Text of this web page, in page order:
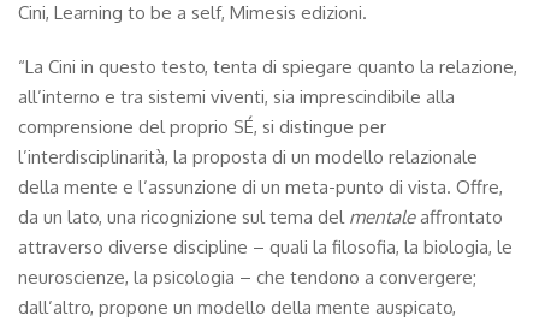
Cini, Learning to be a self, Mimesis edizioni.
“La Cini in questo testo, tenta di spiegare quanto la relazione,
all’interno e tra sistemi viventi, sia imprescindibile alla
comprensione del proprio SÉ, si distingue per
l’interdisciplinarità, la proposta di un modello relazionale
della mente e l’assunzione di un meta-punto di vista. Offre,
da un lato, una ricognizione sul tema del mentale affrontato
attraverso diverse discipline – quali la filosofia, la biologia, le
neuroscienze, la psicologia – che tendono a convergere;
dall’altro, propone un modello della mente auspicato,